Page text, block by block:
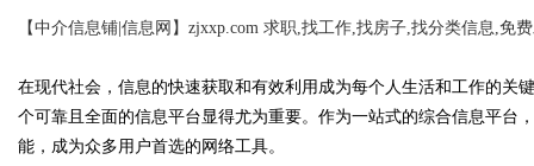
Bo
【中介信息铺|信息网】zjxxp.com 求职,找工作,找房子,找分类信息,免
在现代社会，信息的快速获取和有效利用成为每个人生活和工作的关
个可靠且全面的信息平台显得尤为重要。作为一站式的综合信息平台
能，成为众多用户首选的网络工具。